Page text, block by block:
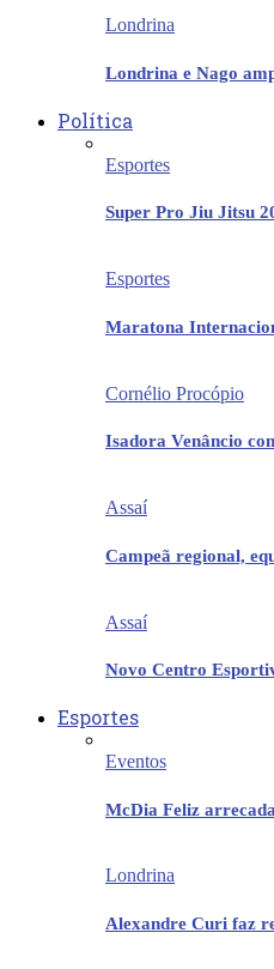
Londrina
Londrina e Nago
Política
Esportes
Super Pro Jiu Jitsu
Esportes
Maratona
Cornélio Procópio
Isadora Venâncio
Assaí
Campeã regional,
Assaí
Novo Centro
Esportes
Eventos
McDia Feliz
Londrina
Alexandre Curi faz